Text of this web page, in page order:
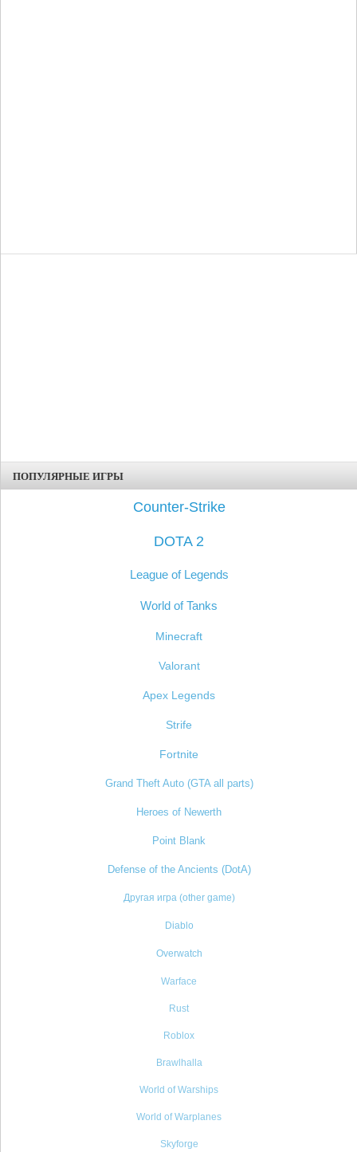
ПОПУЛЯРНЫЕ ИГРЫ
Counter-Strike
DOTA 2
League of Legends
World of Tanks
Minecraft
Valorant
Apex Legends
Strife
Fortnite
Grand Theft Auto (GTA all parts)
Heroes of Newerth
Point Blank
Defense of the Ancients (DotA)
Другая игра (other game)
Diablo
Overwatch
Warface
Rust
Roblox
Brawlhalla
World of Warships
World of Warplanes
Skyforge